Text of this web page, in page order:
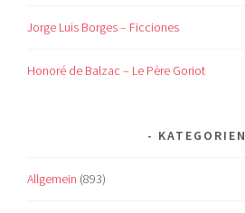
Jorge Luis Borges – Ficciones
Honoré de Balzac – Le Père Goriot
KATEGORIEN
Allgemein (893)